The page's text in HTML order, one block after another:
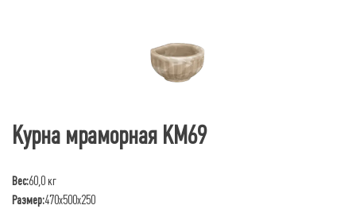
Курна мраморная КМ69
Вес:60,0 кг
Размер:470х500х250